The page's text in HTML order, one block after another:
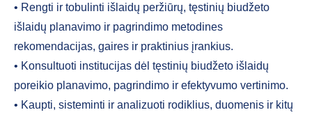
• Rengti ir tobulinti išlaidų peržiūrų, tęstinių biudžeto
išlaidų planavimo ir pagrindimo metodines
rekomendacijas, gaires ir praktinius įrankius.
• Konsultuoti institucijas dėl tęstinių biudžeto išlaidų
poreikio planavimo, pagrindimo ir efektyvumo vertinimo.
• Kaupti, sisteminti ir analizuoti rodiklius, duomenis ir kitų